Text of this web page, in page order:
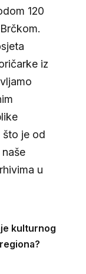
120
iz
što je od
u
kulturnog